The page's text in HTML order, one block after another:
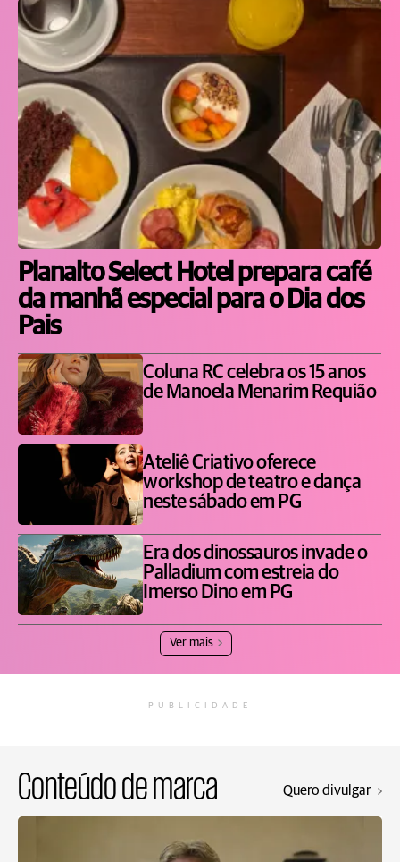
Planalto Select Hotel prepara café
da manhã especial para o Dia dos
Pais
Coluna RC celebra os 15 anos
de Manoela Menarim Requião
Ateliê Criativo oferece
workshop de teatro e dança
neste sábado em PG
Era dos dinossauros invade o
Palladium com estreia do
Imerso Dino em PG
Ver mais
PUBLICIDADE
Conteúdo de marca Quero divulgar